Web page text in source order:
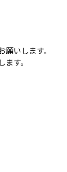
いします。
す。